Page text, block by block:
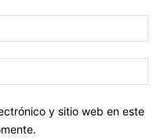
y sitio web en este